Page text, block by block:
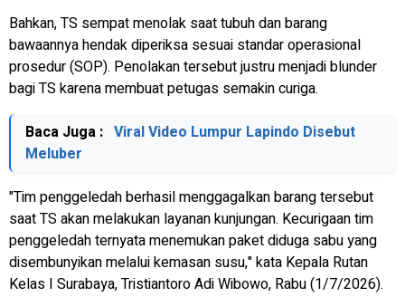
Bahkan, TS sempat menolak saat tubuh dan barang
bawaannya hendak diperiksa sesuai standar operasional
prosedur (SOP). Penolakan tersebut justru menjadi blunder
bagi TS karena membuat petugas semakin curiga.
Baca Juga : Viral Video Lumpur Lapindo Disebut
Meluber
"Tim penggeledah berhasil menggagalkan barang tersebut
saat TS akan melakukan layanan kunjungan. Kecurigaan tim
penggeledah ternyata menemukan paket diduga sabu yang
disembunyikan melalui kemasan susu," kata Kepala Rutan
Kelas I Surabaya, Tristiantoro Adi Wibowo, Rabu (1/7/2026).